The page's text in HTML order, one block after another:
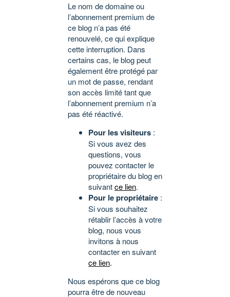
Le nom de domaine ou
l’abonnement premium de
ce blog n’a pas été
renouvelé, ce qui explique
cette interruption. Dans
certains cas, le blog peut
également être protégé par
un mot de passe, rendant
son accès limité tant que
l’abonnement premium n’a
pas été réactivé.
Pour les visiteurs :
Si vous avez des
questions, vous
pouvez contacter le
propriétaire du blog en
suivantce lien.
Pour le propriétaire :
Si vous souhaitez
rétablir l’accès à votre
blog, nous vous
invitons à nous
contacter en suivant
ce lien.
Nous espérons que ce blog
pourra être de nouveau